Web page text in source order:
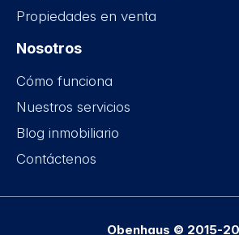
Propiedades en venta
Nosotros
Cómo funciona
Nuestros servicios
Blog inmobiliario
Contáctenos
Obenhaus © 2015-